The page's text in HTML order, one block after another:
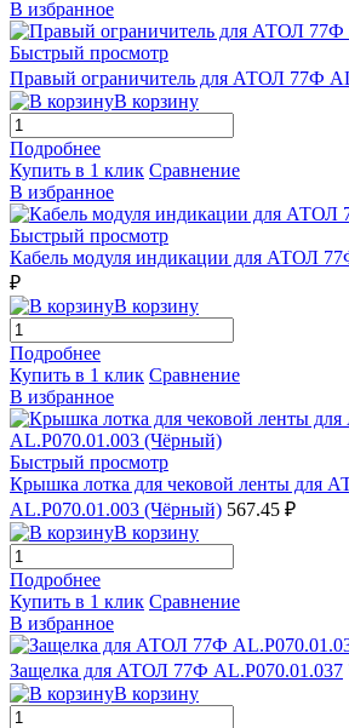
В избранное
Быстрый просмотр
Правый ограничитель для АТОЛ 77Ф
В корзину
Подробнее
Купить в 1 клик Сравнение
В избранное
Быстрый просмотр
Кабель модуля индикации для АТОЛ
₽
В корзину
Подробнее
Купить в 1 клик Сравнение
В избранное
Быстрый просмотр
Крышка лотка для чековой ленты для
AL.P070.01.003 (Чёрный) 567.45 ₽
В корзину
Подробнее
Купить в 1 клик Сравнение
В избранное
Защелка для АТОЛ 77Ф AL.P070.01.037
В корзину